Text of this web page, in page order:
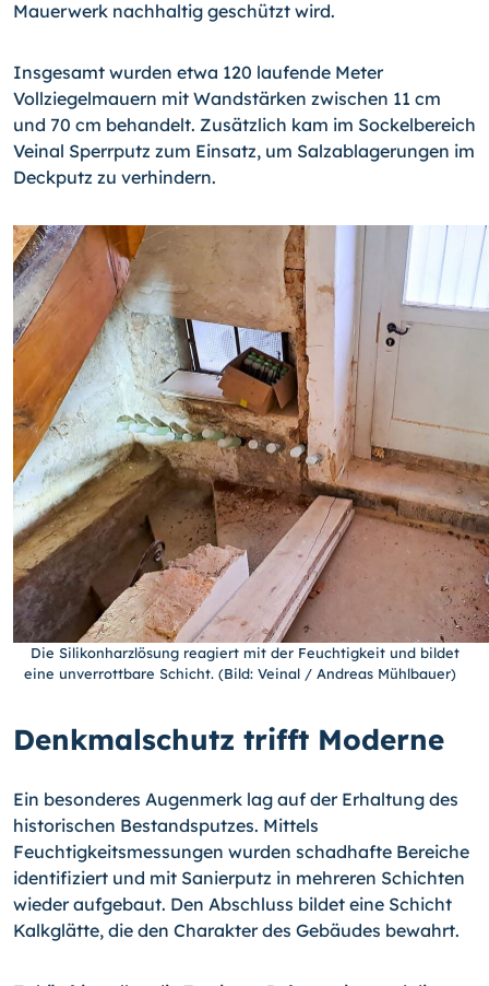
Mauerwerk nachhaltig geschützt wird.
Insgesamt wurden etwa 120 laufende Meter
Vollziegelmauern mit Wandstärken zwischen 11 cm
und 70 cm behandelt. Zusätzlich kam im Sockelbereich
Veinal Sperrputz zum Einsatz, um Salzablagerungen im
Deckputz zu verhindern.
Die Silikonharzlösung reagiert mit der Feuchtigkeit und bildet
eine unverrottbare Schicht. (Bild: Veinal / Andreas Mühlbauer)
Denkmalschutz trifft Moderne
Ein besonderes Augenmerk lag auf der Erhaltung des
historischen Bestandsputzes. Mittels
Feuchtigkeitsmessungen wurden schadhafte Bereiche
identifiziert und mit Sanierputz in mehreren Schichten
wieder aufgebaut. Den Abschluss bildet eine Schicht
Kalkglätte, die den Charakter des Gebäudes bewahrt.